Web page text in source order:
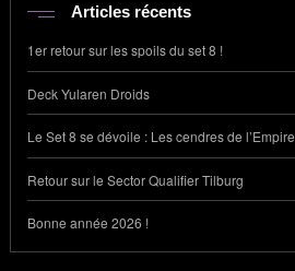
Articles récents
1er retour sur les spoils du set 8 !
Deck Yularen Droids
Le Set 8 se dévoile : Les cendres de l’Empire
Retour sur le Sector Qualifier Tilburg
Bonne année 2026 !